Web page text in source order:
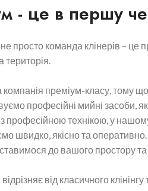
- це в першу
просто команда клінерів – це
територія.
компанія преміум-класу, тому
професійні мийні засоби,
професійною технікою, у
швидко, якісно та оперативно.
до вашого простору
від класичного